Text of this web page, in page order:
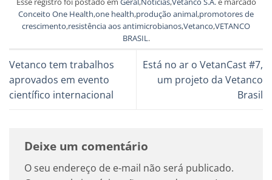
Conceito One Health,one health,produção animal,promotores de
crescimento,resistência aos antimicrobianos,Vetanco,VETANCO
BRASIL.
Vetanco tem trabalhos
aprovados em evento
científico internacional
Está no ar o VetanCast #7,
um projeto da Vetanco
Brasil
Deixe um comentário
O seu endereço de e-mail não será publicado.